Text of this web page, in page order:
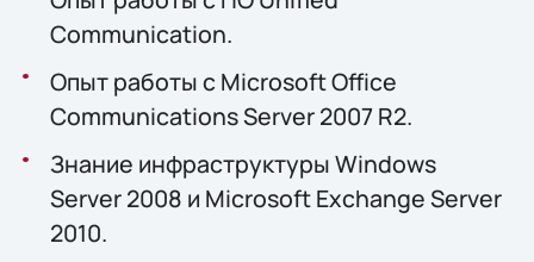
Communication.
Опыт работы с Microsoft Office
Communications Server 2007 R2.
Знание инфраструктуры Windows
Server 2008 и Microsoft Exchange Server
2010.